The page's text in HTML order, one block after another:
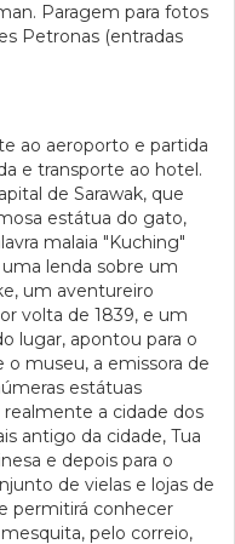
Paragem para fotos
Petronas (entradas
ao aeroporto e partida
e transporte ao hotel.
de Sarawak, que
estátua do gato,
malaia "Kuching"
lenda sobre um
um aventureiro
volta de 1839, e um
lugar, apontou para o
museu, a emissora de
estátuas
realmente a cidade dos
antigo da cidade, Tua
e depois para o
de vielas e lojas de
permitirá conhecer
pelo correio,